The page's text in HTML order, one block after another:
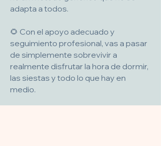
adapta a todos.
🌻 Con el apoyo adecuado y
seguimiento profesional, vas a pasar
de simplemente sobrevivir a
realmente disfrutar la hora de dormir,
las siestas y todo lo que hay en
medio.